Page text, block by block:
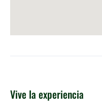
Vive la experiencia